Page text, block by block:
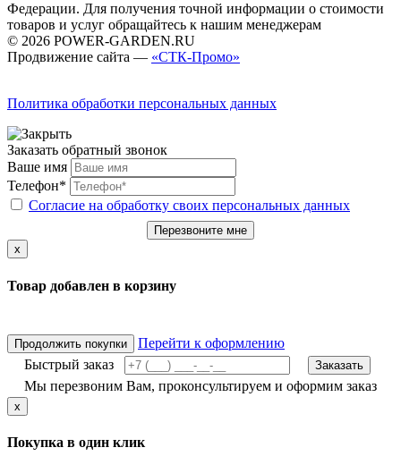
Федерации. Для получения точной информации о стоимости
товаров и услуг обращайтесь к нашим менеджерам
© 2026 POWER-GARDEN.RU
Продвижение сайта — «СТК-Промо»
Политика обработки персональных данных
Заказать обратный звонок
Ваше имя
Телефон*
Согласие на обработку своих персональных данных
Перезвоните мне
x
Товар добавлен в корзину
Продолжить покупки
Перейти к оформлению
Быстрый заказ
Заказать
Мы перезвоним Вам, проконсультируем и оформим заказ
x
Покупка в один клик